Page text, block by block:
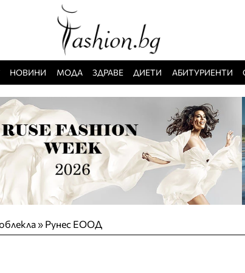
НОВИНИ МОДА ЗДРАВЕ ДИЕТИ АБИТУРИЕНТИ
» Рунес ЕООД